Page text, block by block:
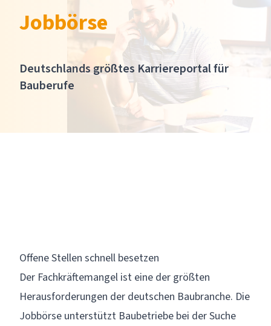
Jobbörse
Deutschlands größtes Karriereportal für
Bauberufe
Offene Stellen schnell besetzen
Der Fachkräftemangel ist eine der größten
Herausforderungen der deutschen Baubranche. Die
Jobbörse unterstützt Baubetriebe bei der Suche